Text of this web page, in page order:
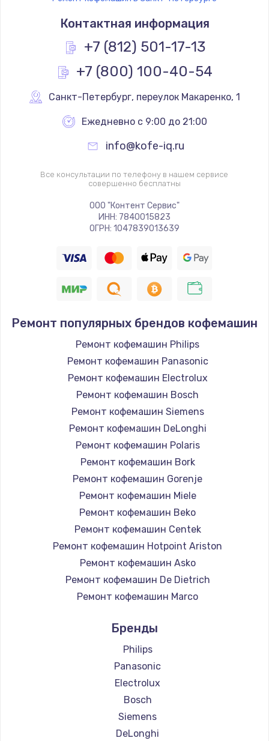
Контактная информация
+7 (812) 501-17-13
+7 (800) 100-40-54
Санкт-Петербург, переулок Макаренко, 1
Ежедневно с 9:00 до 21:00
info@kofe-iq.ru
Все консультации по телефону в нашем сервисе
совершенно бесплатны
ООО "Контент Сервис"
ИНН: 7840015823
ОГРН: 1047839013639
Ремонт популярных брендов кофемашин
Ремонт кофемашин Philips
Ремонт кофемашин Panasonic
Ремонт кофемашин Electrolux
Ремонт кофемашин Bosch
Ремонт кофемашин Siemens
Ремонт кофемашин DeLonghi
Ремонт кофемашин Polaris
Ремонт кофемашин Bork
Ремонт кофемашин Gorenje
Ремонт кофемашин Miele
Ремонт кофемашин Beko
Ремонт кофемашин Centek
Ремонт кофемашин Hotpoint Ariston
Ремонт кофемашин Asko
Ремонт кофемашин De Dietrich
Ремонт кофемашин Marco
Ремонт кофемашин Jura
Ремонт кофемашин Olympia
Ремонт кофемашин Saeco
Ремонт кофемашин La Cimbali
Ремонт кофемашин WMF
Ремонт кофемашин Yamaguchi
Ремонт кофемашин Nivona
Бренды
Philips
Panasonic
Electrolux
Bosch
Siemens
DeLonghi